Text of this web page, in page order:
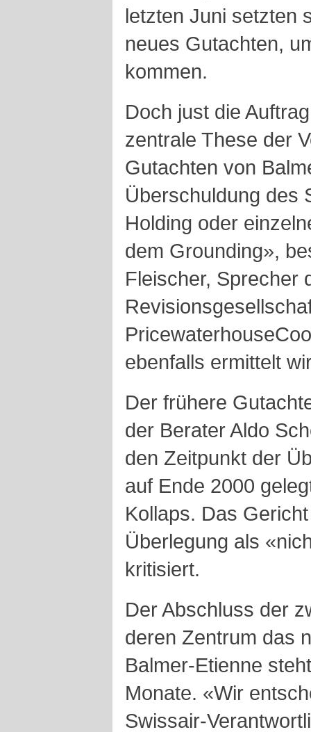
letzten Juni setzten
neues Gutachten,
kommen.
Doch just die
zentrale These der
Gutachten von
Überschuldung des
Holding oder
dem Grounding»,
Fleischer, Sprecher
ebenfalls ermittelt
Der frühere
der Berater Aldo
den Zeitpunkt der
auf Ende 2000
Kollaps. Das
Überlegung als
kritisiert.
Der Abschluss der
deren Zentrum das
Balmer-Etienne
Monate. «Wir
Swissair-